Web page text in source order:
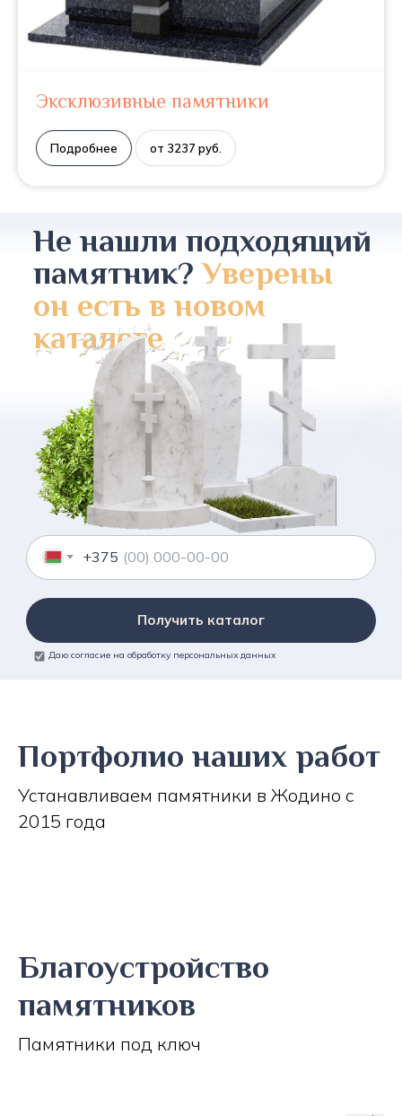
Эксклюзивные памятники
Подробнее от 3237 руб.
Не нашли подходящий
памятник?Уверены
он есть в новом
каталоге
+375
Получить каталог
Даю согласие на обработку персональных данных
Портфолио наших работ
Устанавливаем памятники в Жодино с
2015 года
Благоустройство
памятников
Памятники под ключ